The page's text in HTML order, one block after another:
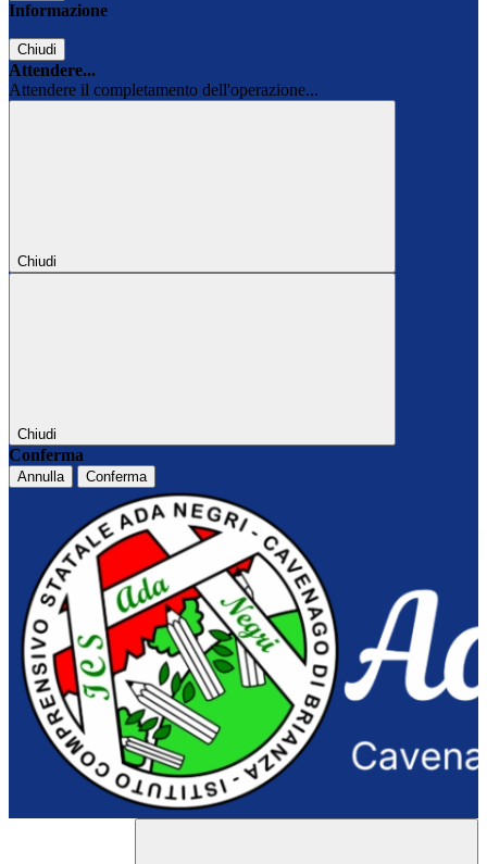
Informazione
Chiudi
Attendere...
Attendere il completamento dell'operazione...
Chiudi
Chiudi
Conferma
Annulla Conferma